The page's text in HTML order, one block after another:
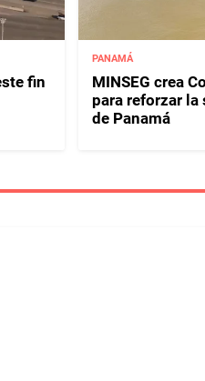
fin
PANAMÁ
MINSEG crea
para reforzar la
de Panamá